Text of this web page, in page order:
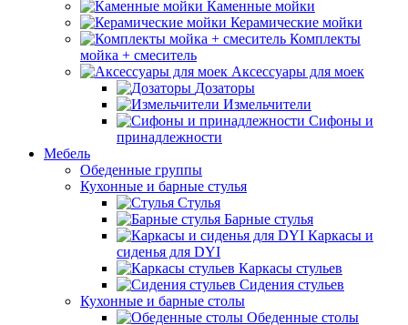
Каменные мойки
Керамические мойки
Комплекты
мойка + смеситель
Аксессуары для моек
Дозаторы
Измельчители
Сифоны и
принадлежности
Мебель
Обеденные группы
Кухонные и барные стулья
Стулья
Барные стулья
Каркасы и
сиденья для DYI
Каркасы стульев
Сидения стульев
Кухонные и барные столы
Обеденные столы